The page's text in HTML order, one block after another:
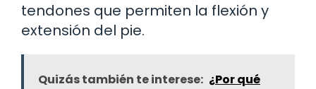
tendones que permiten la flexión y
extensión del pie.
Quizás también te interese: ¿Por qué